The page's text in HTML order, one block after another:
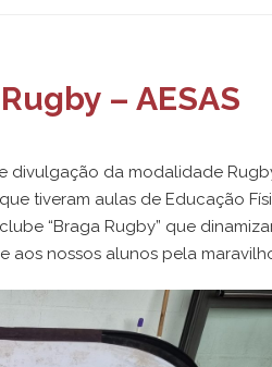
– AESAS
divulgação da modalidade
tiveram aulas de Educação
“Braga Rugby” que
aos nossos alunos pela